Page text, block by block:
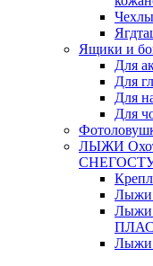
Ящики и
Для
Для
Для
Для
ЛЫЖИ
Лыжи
Лыжи
Лыжи